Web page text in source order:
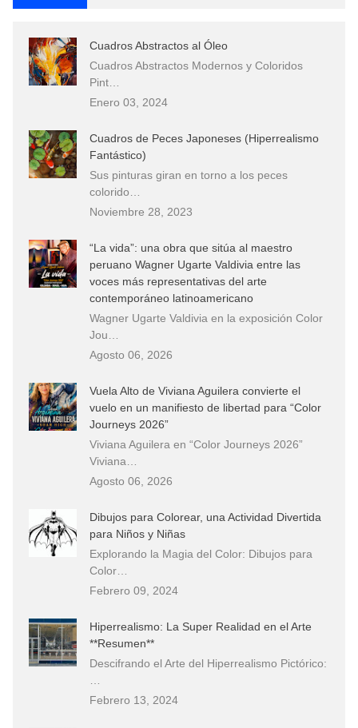
Cuadros Abstractos al Óleo
Cuadros Abstractos Modernos y Coloridos
Pint…
Enero 03, 2024
Cuadros de Peces Japoneses (Hiperrealismo
Fantástico)
Sus pinturas giran en torno a los peces
colorido…
Noviembre 28, 2023
“La vida”: una obra que sitúa al maestro
peruano Wagner Ugarte Valdivia entre las
voces más representativas del arte
contemporáneo latinoamericano
Wagner Ugarte Valdivia en la exposición Color
Jou…
Agosto 06, 2026
Vuela Alto de Viviana Aguilera convierte el
vuelo en un manifiesto de libertad para “Color
Journeys 2026”
Viviana Aguilera en “Color Journeys 2026”
Viviana…
Agosto 06, 2026
Dibujos para Colorear, una Actividad Divertida
para Niños y Niñas
Explorando la Magia del Color: Dibujos para
Color…
Febrero 09, 2024
Hiperrealismo: La Super Realidad en el Arte
**Resumen**
Descifrando el Arte del Hiperrealismo Pictórico:
Febrero 13, 2024